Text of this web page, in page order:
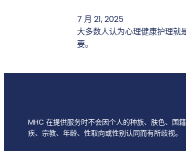
7 月 21, 2025
大多数人认为心理健康护理就
要。
MHC 在提供服务时不会因个人的种族、肤色、国
疾、宗教、年龄、性取向或性别认同而有所歧视。